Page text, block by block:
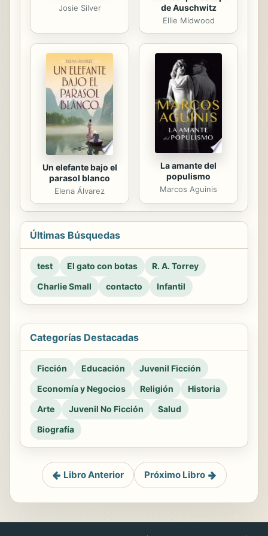
Josie Silver
de Auschwitz
Ellie Midwood
Un elefante bajo el
parasol blanco
Elena Álvarez
La amante del
populismo
Marcos Aguinis
Últimas Búsquedas
test El gato con botas
R. A. Torrey
Charlie Small
contacto Infantil
Categorías Destacadas
Ficción Educación
Juvenil Ficción
Economía y Negocios
Religión
Historia
Arte
Juvenil No Ficción
Salud
Biografía
Libro Anterior Próximo Libro